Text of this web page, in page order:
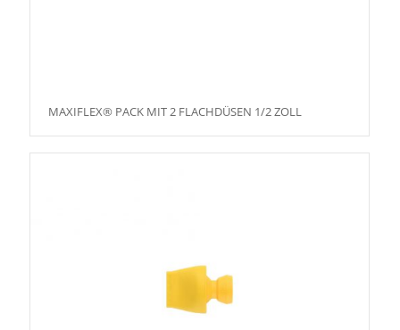
MAXIFLEX® PACK MIT 2 FLACHDÜSEN 1/2 ZOLL